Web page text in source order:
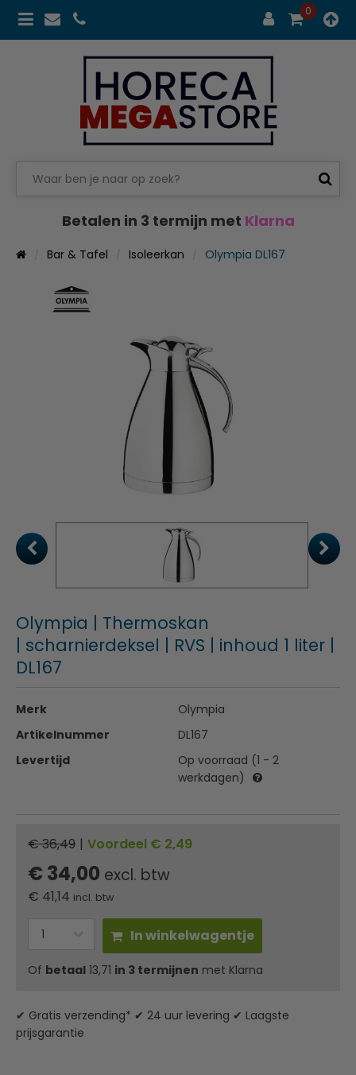
0
Betalen in 3 termijn met Klarna
Bar & Tafel Isoleerkan Olympia DL167
Olympia | Thermoskan
| scharnierdeksel | RVS | inhoud 1 liter |
DL167
Merk
Olympia
Artikelnummer
DL167
Levertijd
Op voorraad (1 - 2
werkdagen)
€ 36,49 | Voordeel € 2,49
€ 34,00 excl. btw
€ 41,14 incl. btw
In winkelwagentje
Of betaal 13,71 in 3 termijnen met Klarna
✔ Gratis verzending* ✔ 24 uur levering ✔ Laagste
prijsgarantie